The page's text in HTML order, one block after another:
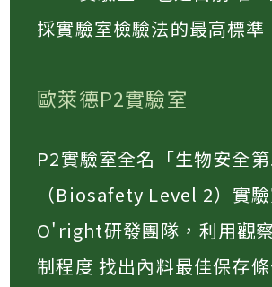
採實驗室檢驗法的最高標準
歐萊德P2實驗室
P2實驗室全名「生物安全第
（Biosafety Level 2）實
O'right研發團隊，利用觀
制程度 找出內料最佳保存